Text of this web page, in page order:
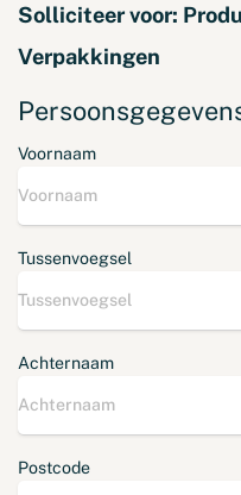
Solliciteer voor:
Verpakkingen
Voornaam
Tussenvoegsel
Achternaam
Postcode